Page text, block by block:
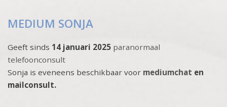
MEDIUM SONJA
Geeft sinds 14 januari 2025 paranormaal
telefoonconsult
Sonja is eveneens beschikbaar voor mediumchat en
mailconsult.